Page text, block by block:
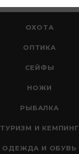
ОХОТА
ОПТИКА
СЕЙФЫ
НОЖИ
РЫБАЛКА
ТУРИЗМ И КЕМПИНГ
ОДЕЖДА И ОБУВЬ